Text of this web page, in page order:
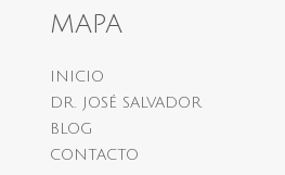
MAPA
INICIO
DR. JOSÉ SALVADOR
BLOG
CONTACTO